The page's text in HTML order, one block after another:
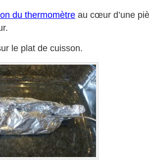
du thermomètre au cœur d’une
le plat de cuisson.